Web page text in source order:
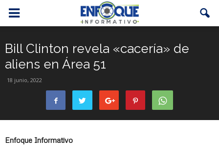
Bill Clinton revela «cacería» de
aliens en Área 51
18 junio, 2022
Enfoque Informativo